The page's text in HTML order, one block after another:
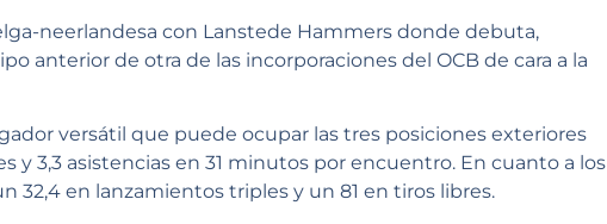
neerlandesa con Lanstede Hammers donde debuta,
anterior de otra de las incorporaciones del OCB de cara a la
versátil que puede ocupar las tres posiciones exteriores
y 3,3 asistencias en 31 minutos por encuentro. En cuanto a los
32,4 en lanzamientos triples y un 81 en tiros libres.